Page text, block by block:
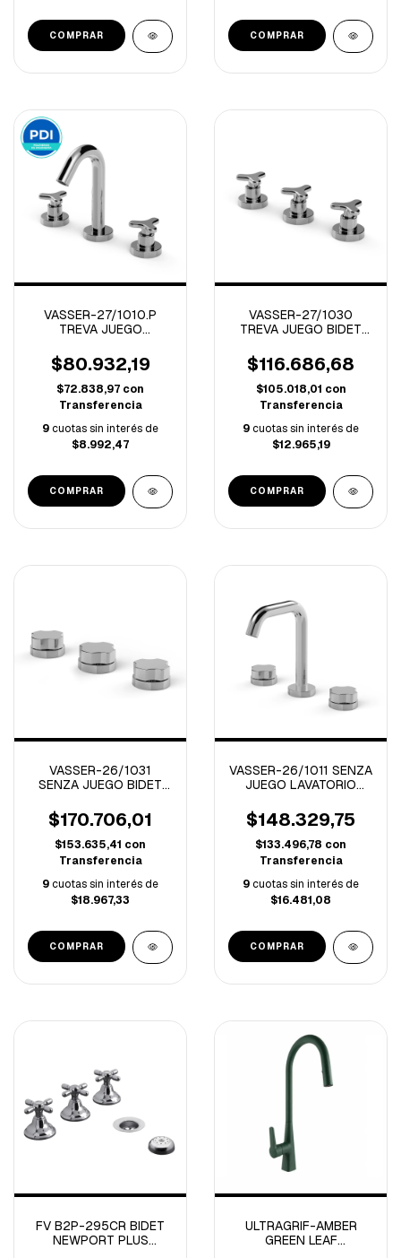
VASSER-27/1010.P
TREVA JUEGO
$80.932,19
$72.838,97 con
Transferencia
9cuotas sin interés de
$8.992,47
VASSER-27/1030
TREVA JUEGO BIDET
$116.686,68
$105.018,01 con
Transferencia
9cuotas sin interés de
$12.965,19
VASSER-26/1031
SENZA JUEGO BIDET
CROMO
$170.706,01
$153.635,41 con
Transferencia
9cuotas sin interés de
$18.967,33
VASSER-26/1011 SENZA
JUEGO LAVATORIO
CROMO
$148.329,75
$133.496,78 con
Transferencia
9cuotas sin interés de
$16.481,08
FV B2P-295CR BIDET
NEWPORT PLUS
ULTRAGRIF-AMBER
GREEN LEAF